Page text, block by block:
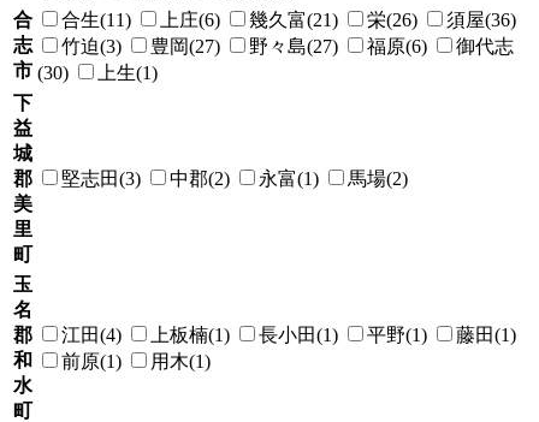
合
志
市
合生(11) 上庄(6) 幾久富(21) 栄(26)
須屋(36)
竹迫(3)
豊岡(27) 野々島(27) 福原(6)
御代志
(30)
上生(1)
下
益
城
郡
美
里
町
堅志田(3) 中郡(2) 永富(1) 馬場(2)
玉
名
郡
和
水
町
江田(4) 上板楠(1) 長小田(1) 平野(1)
藤田(1)
前原(1)
用木(1)